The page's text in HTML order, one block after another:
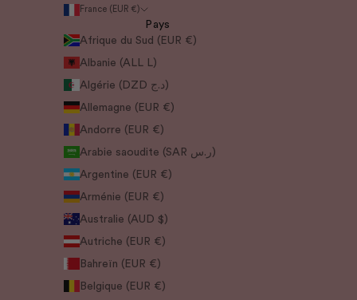
France (EUR €)
Pays
Afrique du Sud (EUR €)
Albanie (ALL L)
Algérie (DZD د.ج)
Allemagne (EUR €)
Andorre (EUR €)
Arabie saoudite (SAR ر.س)
Argentine (EUR €)
Arménie (EUR €)
Australie (AUD $)
Autriche (EUR €)
Bahreïn (EUR €)
Belgique (EUR €)